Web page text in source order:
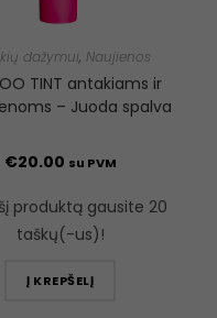
dažymui, Naujienos
TINT antakiams ir
– Juoda spalva
€20.00 su PVM
produktą gausite 20
taškų(-us)!
Į KREPŠELĮ